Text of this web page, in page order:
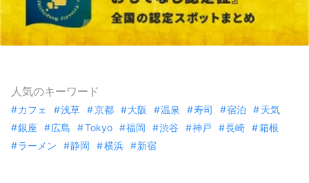
人気のキーワード
カフェ 浅草 京都 大阪 温泉 寿司 宿泊
天気
銀座
広島 Tokyo 福岡 渋谷 神戸 長崎
箱根
ラーメン
静岡 横浜 新宿